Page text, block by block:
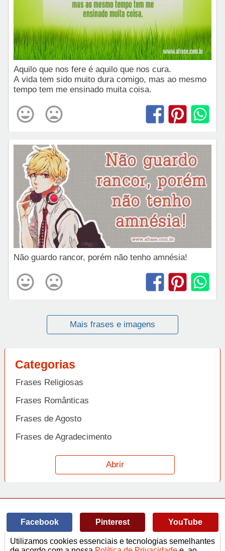
Aquilo que nos fere é aquilo que nos cura.
A vida tem sido muito dura comigo, mas ao mesmo
tempo tem me ensinado muita coisa.
Não guardo rancor, porém não tenho amnésia!
Mais frases e imagens
Categorias
Frases Religiosas
Frases Românticas
Frases de Agosto
Frases de Agradecimento
Frases de Amizade
Frases de Amor
Frases de Arrependimento
Frases de Atitude
Abrir
Facebook Pinterest YouTube
© Copyright 2014-2022A Frase.
Utilizamos cookies essenciais e tecnologias semelhantes